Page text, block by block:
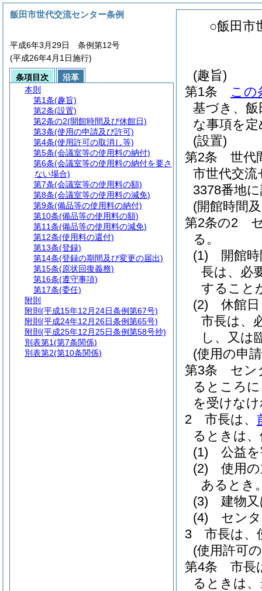
○飯田市
(趣旨)
第1条
この
基づき、
な事項を
(設置)
第2条
世代
市世代交流
3378番地
(開館時間
第2条の2
る。
(1)
開館
長は、必
すること
(2)
休館
市長は、
し、又は
(使用の申
第3条
セン
るところ
を受けな
2
市長は、
るときは
(1)
公益
(2)
使用
あるとき
(3)
建物
(4)
セン
3
市長は、
(使用許可
第4条
市長
るときは
飯田市世代交流センター条例
平成6年3月29日 条例第12号
(平成26年4月1日施行)
条項目次
沿革
本則
第1条(趣旨)
第2条(設置)
第2条の2(開館時間及び休館日)
第3条(使用の申請及び許可)
第4条(使用許可の取消し等)
第5条(会議室等の使用料の納付)
第6条(会議室等の使用料の納付を要さ
ない場合)
第7条(会議室等の使用料の額)
第8条(会議室等の使用料の減免)
第9条(備品等の使用料の納付)
第10条(備品等の使用料の額)
第11条(備品等の使用料の減免)
第12条(使用料の還付)
第13条(登録)
第14条(登録の期間及び変更の届出)
第15条(原状回復義務)
第16条(遵守事項)
第17条(委任)
附則
附則 (平成15年12月24日条例第67号)
附則 (平成24年12月26日条例第65号)
附則 (平成25年12月25日条例第58号抄)
別表第1(第7条関係)
別表第2(第10条関係)